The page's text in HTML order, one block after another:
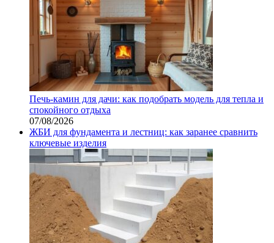
Печь-камин для дачи: как подобрать модель для тепла и
спокойного отдыха
07/08/2026
ЖБИ для фундамента и лестниц: как заранее сравнить
ключевые изделия